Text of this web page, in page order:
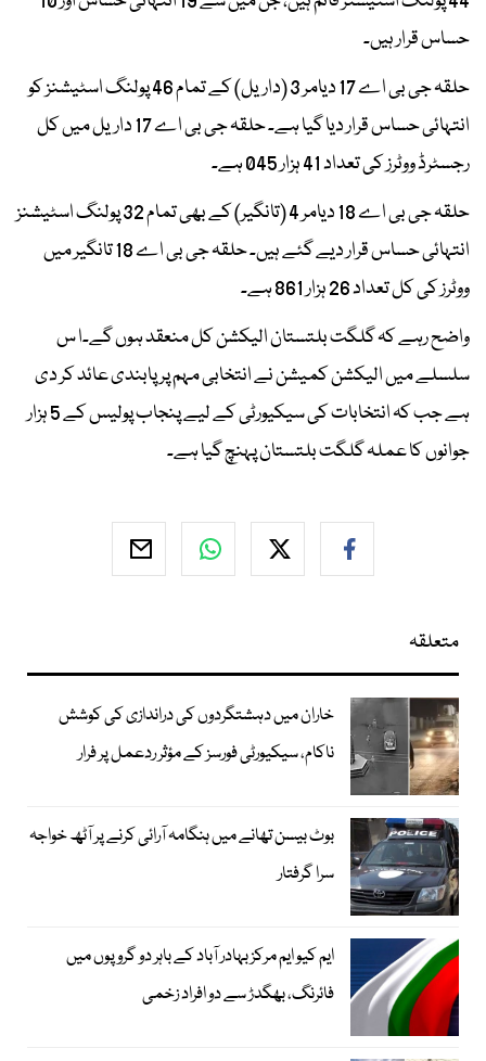
حساس قرار ہیں۔
حلقہ جی بی اے 17 دیامر 3 (داریل) کے تمام 46 پولنگ اسٹیشنز کو
انتہائی حساس قرار دیا گیا ہے۔ حلقہ جی بی اے 17 داریل میں کل
رجسٹرڈ ووٹرز کی تعداد 41 ہزار 045 ہے۔
حلقہ جی بی اے 18 دیامر 4 (تانگیر) کے بھی تمام 32 پولنگ اسٹیشنز
انتہائی حساس قرار دیے گئے ہیں۔ حلقہ جی بی اے 18 تانگیر میں
ووٹرز کی کل تعداد 26 ہزار 861 ہے۔
واضح رہے کہ گلگت بلتستان الیکشن کل منعقد ہوں گے۔ا س
سلسلے میں الیکشن کمیشن نے انتخابی مہم پر پابندی عائد کر دی
ہے جب کہ انتخابات کی سیکیورٹی کے لیے پنجاب پولیس کے 5 ہزار
جوانوں کا عملہ گلگت بلتستان پہنچ گیا ہے۔
متعلقہ
خاران میں دہشتگردوں کی دراندازی کی کوشش
ناکام، سیکیورٹی فورسز کے مؤثر ردعمل پر فرار
بوٹ بیسن تھانے میں ہنگامہ آرائی کرنے پر آٹھ خواجہ
سرا گرفتار
ایم کیو ایم مرکز بہادر آباد کے باہر دو گروپوں میں
فائرنگ، بھگدڑ سے دو افراد زخمی